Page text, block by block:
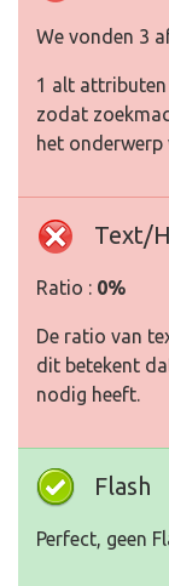
We vonden 3
1 alt
zodat
het onderwerp
Text/
Ratio : 0%
De ratio van
dit betekent
nodig heeft.
Flash
Perfect, geen